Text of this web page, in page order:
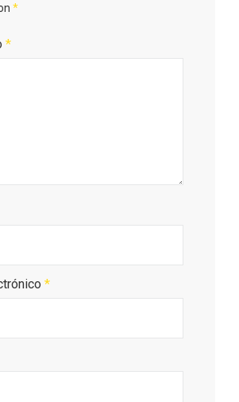
*
*
*
otra escusa más para
estas Navidades